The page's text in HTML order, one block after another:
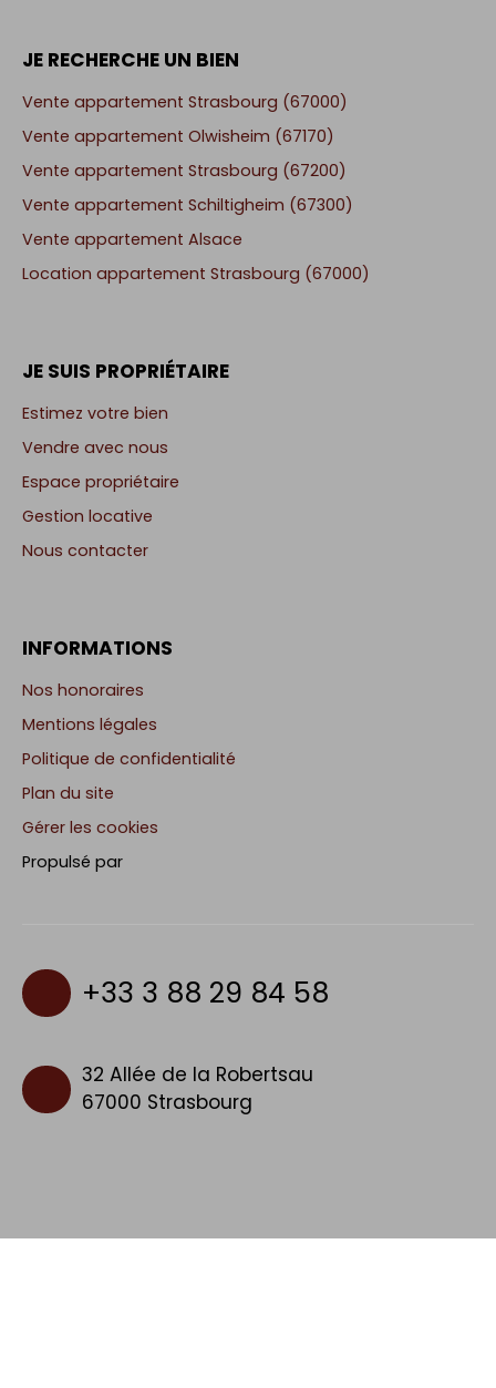
JE RECHERCHE UN BIEN
Vente appartement Strasbourg (67000)
Vente appartement Olwisheim (67170)
Vente appartement Strasbourg (67200)
Vente appartement Schiltigheim (67300)
Vente appartement Alsace
Location appartement Strasbourg (67000)
JE SUIS PROPRIÉTAIRE
Estimez votre bien
Vendre avec nous
Espace propriétaire
Gestion locative
Nous contacter
INFORMATIONS
Nos honoraires
Mentions légales
Politique de confidentialité
Plan du site
Gérer les cookies
Propulsé par
+33 3 88 29 84 58
32 Allée de la Robertsau
67000 Strasbourg